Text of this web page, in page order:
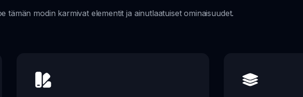
tämän modin karmivat elementit ja ainutlaatuiset ominaisuudet.